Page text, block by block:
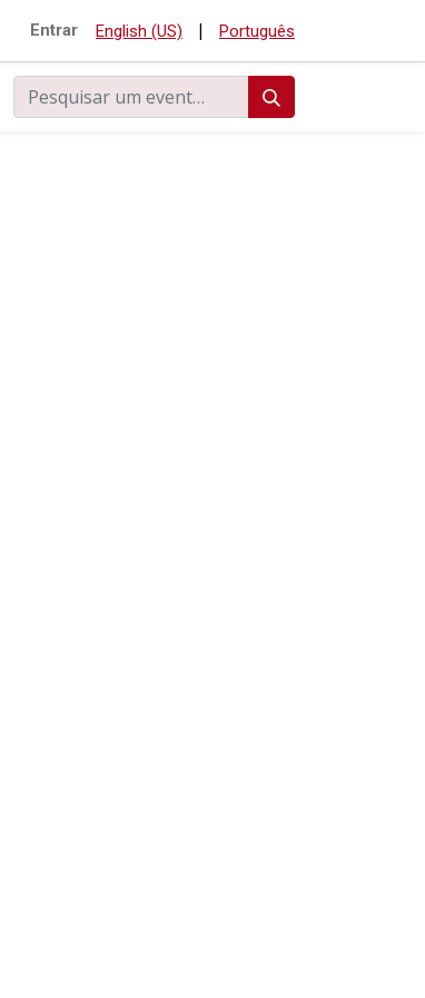
Entrar English (US) | Português